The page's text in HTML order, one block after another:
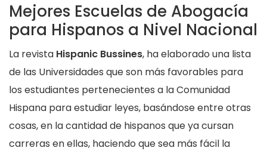
Mejores Escuelas de Abogacía
para Hispanos a Nivel Nacional
La revista Hispanic Bussines, ha elaborado una lista
de las Universidades que son más favorables para
los estudiantes pertenecientes a la Comunidad
Hispana para estudiar leyes, basándose entre otras
cosas, en la cantidad de hispanos que ya cursan
carreras en ellas, haciendo que sea más fácil la